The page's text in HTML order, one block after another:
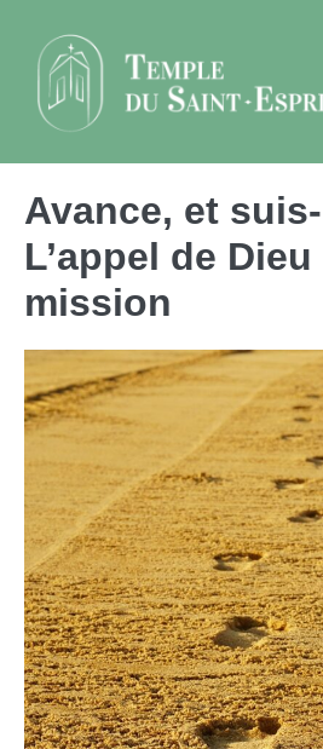
contenu
Avance, et
L’appel de
mission